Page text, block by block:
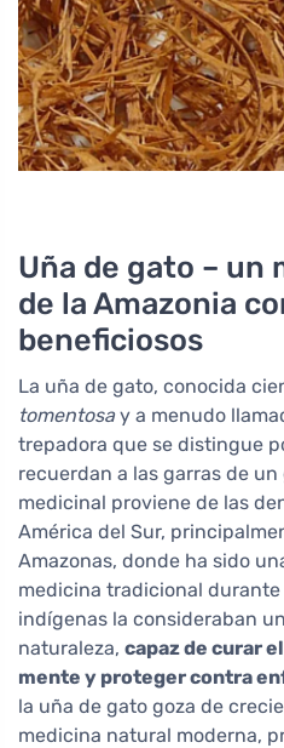
Uña de gato – un
de la Amazonia
beneficiosos
La uña de gato, conocida
tomentosay a menudo
trepadora que se distingue
recuerdan a las garras de
medicinal proviene de las
América del Sur,
Amazonas, donde ha sido
medicina tradicional
indígenas la consideraban
naturaleza, capaz de curar
mente y proteger contra
la uña de gato goza de
medicina natural moderna,